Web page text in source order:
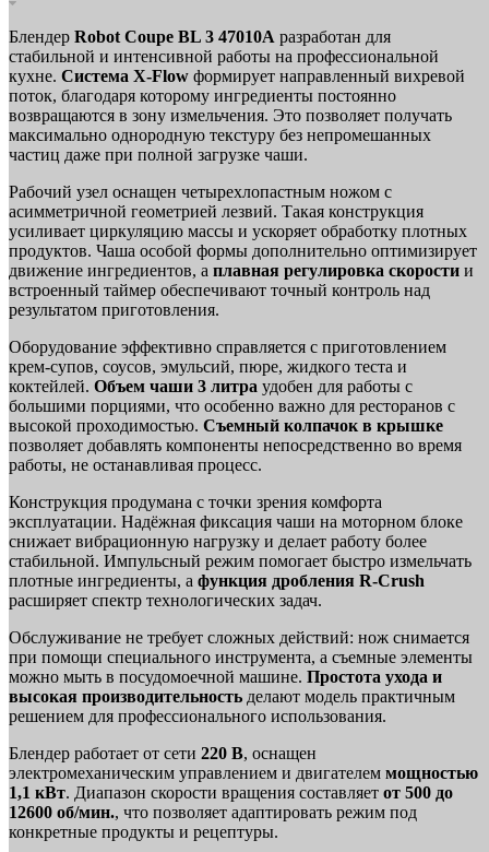
Блендер Robot Coupe BL 3 47010A разработан для
стабильной и интенсивной работы на профессиональной
кухне. Система X-Flow формирует направленный вихревой
поток, благодаря которому ингредиенты постоянно
возвращаются в зону измельчения. Это позволяет получать
максимально однородную текстуру без непромешанных
частиц даже при полной загрузке чаши.
Рабочий узел оснащен четырехлопастным ножом с
асимметричной геометрией лезвий. Такая конструкция
усиливает циркуляцию массы и ускоряет обработку плотных
продуктов. Чаша особой формы дополнительно оптимизирует
движение ингредиентов, а плавная регулировка скорости и
встроенный таймер обеспечивают точный контроль над
результатом приготовления.
Оборудование эффективно справляется с приготовлением
крем-супов, соусов, эмульсий, пюре, жидкого теста и
коктейлей. Объем чаши 3 литра удобен для работы с
большими порциями, что особенно важно для ресторанов с
высокой проходимостью. Съемный колпачок в крышке
позволяет добавлять компоненты непосредственно во время
работы, не останавливая процесс.
Конструкция продумана с точки зрения комфорта
эксплуатации. Надёжная фиксация чаши на моторном блоке
снижает вибрационную нагрузку и делает работу более
стабильной. Импульсный режим помогает быстро измельчать
плотные ингредиенты, а функция дробления R-Crush
расширяет спектр технологических задач.
Обслуживание не требует сложных действий: нож снимается
при помощи специального инструмента, а съемные элементы
можно мыть в посудомоечной машине. Простота ухода и
высокая производительность делают модель практичным
решением для профессионального использования.
Блендер работает от сети 220 В, оснащен
электромеханическим управлением и двигателем мощностью
1,1 кВт. Диапазон скорости вращения составляет от 500 до
12600 об/мин., что позволяет адаптировать режим под
конкретные продукты и рецептуры.